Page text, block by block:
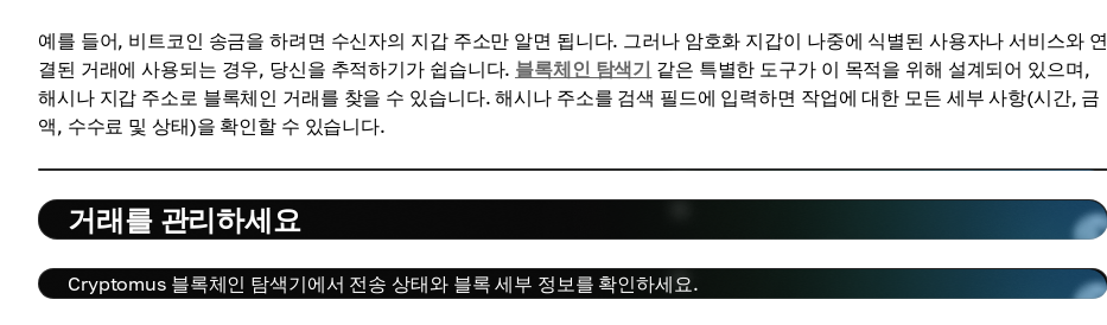
예를 들어, 비트코인 송금을 하려면 수신자의 지갑 주소만 알면 됩니다. 그러나 암호화 지갑이 나중에 식별된 사용자나 서비스와 연
결된 거래에 사용되는 경우, 당신을 추적하기가 쉽습니다. 블록체인 탐색기 같은 특별한 도구가 이 목적을 위해 설계되어 있으며,
해시나 지갑 주소로 블록체인 거래를 찾을 수 있습니다. 해시나 주소를 검색 필드에 입력하면 작업에 대한 모든 세부 사항(시간, 금
액, 수수료 및 상태)을 확인할 수 있습니다.
거래를 관리하세요
Cryptomus 블록체인 탐색기에서 전송 상태와 블록 세부 정보를 확인하세요.